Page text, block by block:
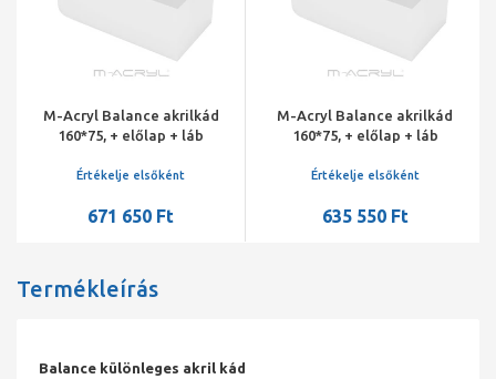
M-Acryl Balance akrilkád
160*75, + előlap + láb
lefolyó
Értékelje elsőként
671 650 Ft
M-Acryl Balance akrilkád
160*75, + előlap + láb
Értékelje elsőként
635 550 Ft
Termékleírás
Balance különleges akril kád